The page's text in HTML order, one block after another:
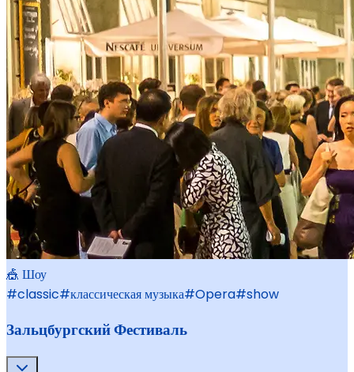
🎪 Шоу
#classic#классическая музыка#Opera#show
Зальцбургский Фестиваль